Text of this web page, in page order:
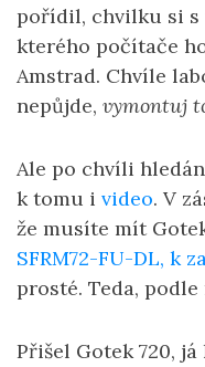
pořídil, chvilku si s
kterého počítače
Amstrad. Chvíle
nepůjde, vymontuj
Ale po chvíli
k tomu i video. V
že musíte mít
SFRM72-FU-DL, k
prosté. Teda,
Přišel Gotek 720,